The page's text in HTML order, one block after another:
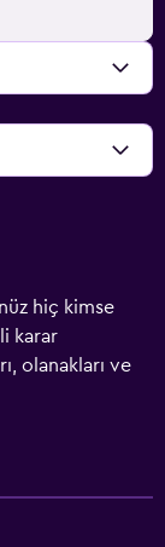
hiç kimse
karar
olanakları ve